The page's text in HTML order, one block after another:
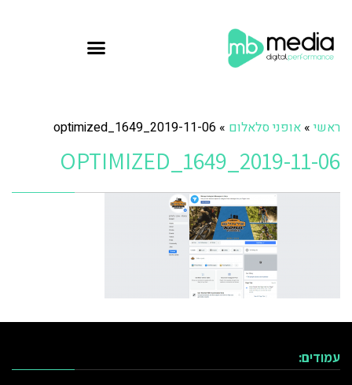
ראשי » אופני סלאלום »
2019-11-06_1649_optimized
2019-11-06_1649_OPTIMIZED
עמודים: